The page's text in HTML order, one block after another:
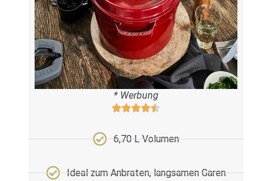
* Werbung
6,70 L Volumen
Ideal zum Anbraten, langsamen Garen